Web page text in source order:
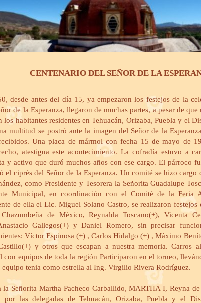
CENTENARIO DEL SEÑOR DE LA
desde antes del día 15, ya empezaron los festejos de la
de la Esperanza, llegaron de muchas partes, a pesar de que
habitantes residentes en Tehuacán, Orizaba, Puebla y el
multitud se postró ante la imagen del Señor de la
Una placa de mármol con fecha 15 de mayo de
atestigua este acontecimiento. La cofradía estuvo a
y activo que duró muchos años con ese cargo. El párroco
el ciprés del Señor de la Esperanza. Un comité se hizo cargo
como Presidente y Tesorera la Señorita Guadalupe
Municipal, en coordinación con el Comité de la Feria
de ella el Lic. Miguel Solano Castro, se realizaron festejos
de México, Reynalda Toscano(+), Vicenta
Gallegos(+) y Daniel Romero, sin precisar
Víctor Espinosa (+) , Carlos Hidalgo (+) , Máximo
y otros que escapan a nuestra memoria. Carros
con equipos de toda la región Participaron en el torneo,
tenia como estrella al Ing. Virgilio Rivera Rodríguez.
la Señorita Martha Pacheco Carballido, MARTHA I, Reyna
por las delegadas de Tehuacán, Orizaba, Puebla y el